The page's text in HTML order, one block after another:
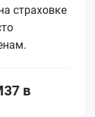
страховке
в